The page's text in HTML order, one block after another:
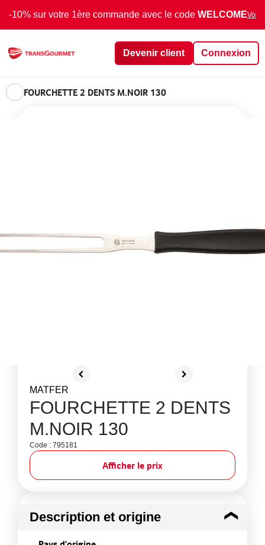
-10% sur votre 1ère commande avec le code WELCOMEVoir
Devenir client Connexion
FOURCHETTE 2 DENTS M.NOIR 130
MATFER
FOURCHETTE 2 DENTS
M.NOIR 130
Code : 795181
Afficher le prix
Description et origine